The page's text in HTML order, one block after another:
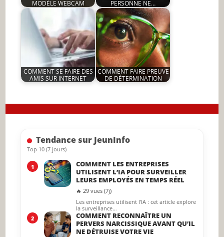
11 July 2026 14 July 2026
MODÈLE WEBCAM
by
JeunInfo.J.l.
PERSONNE NE…
by
JeunInfo.J.l.
COMMENT SE FAIRE DES
AMIS SUR INTERNET
26 September 2024
COMMENT FAIRE PREUVE
DE DÉTERMINATION
19 November 2022
Tendance sur JeunInfo
Top 10 (7 jours)
1
COMMENT LES ENTREPRISES
UTILISENT L’IA POUR SURVEILLER
LEURS EMPLOYÉS EN TEMPS RÉEL
🔥 29 vues (7j)
Les entreprises utilisent l'IA : cet article explore
la surveillance…
2
COMMENT RECONNAÎTRE UN
PERVERS NARCISSIQUE AVANT QU’IL
NE DÉTRUISE VOTRE VIE